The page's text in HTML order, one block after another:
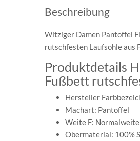
Beschreibung
Witziger Damen Pantoffel
rutschfesten Laufsohle aus
Produktdetails
Fußbett
Hersteller
Machart: Pantoffel
Weite F: Normalweite
Obermaterial: 100%